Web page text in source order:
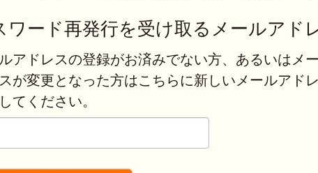
ワード再発行を受け取るメールアド
アドレスの登録がお済みでない方、あるいはメ
が変更となった方はこちらに新しいメールアド
てください。